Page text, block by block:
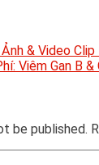
& Video
Viêm Gan B
be published.